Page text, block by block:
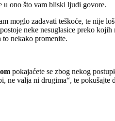
u ono što vam bliski ljudi govore.
moglo zadavati teškoće, te nije
neke nesuglasice preko kojih
nekako promenite.
pokajaćete se zbog nekog
ne valja ni drugima“, te pokušajte